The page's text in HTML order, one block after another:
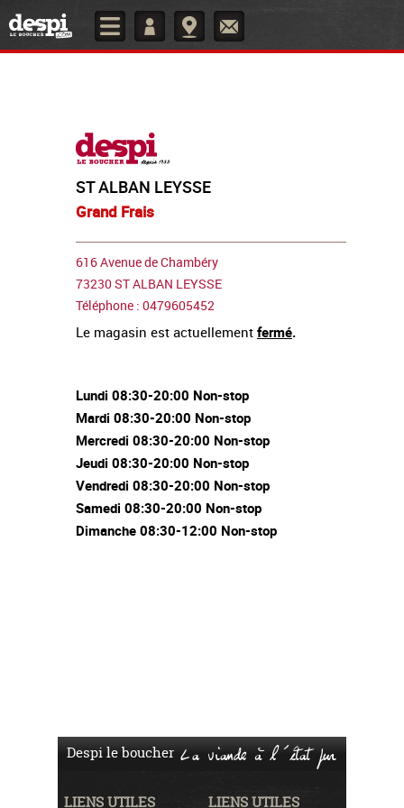
ST ALBAN LEYSSE
Grand Frais
616 Avenue de Chambéry
73230 ST ALBAN LEYSSE
Téléphone : 0479605452
Le magasin est actuellement fermé.
Lundi 08:30-20:00 Non-stop
Mardi 08:30-20:00 Non-stop
Mercredi 08:30-20:00 Non-stop
Jeudi 08:30-20:00 Non-stop
Vendredi 08:30-20:00 Non-stop
Samedi 08:30-20:00 Non-stop
Dimanche 08:30-12:00 Non-stop
Despi le boucher La viande à l'état pur
LIENS UTILES LIENS UTILES